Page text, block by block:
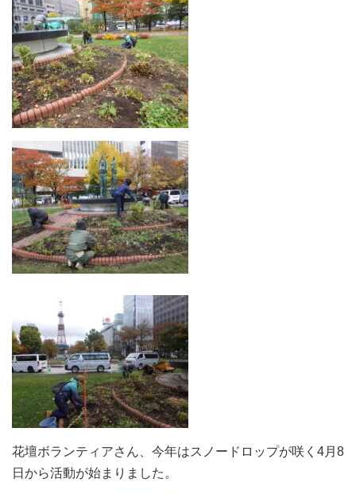
花壇ボランティアさん、今年はスノードロップが咲く4月8
日から活動が始まりました。